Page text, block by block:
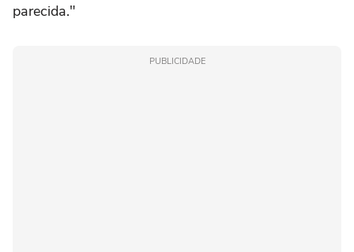
parecida."
PUBLICIDADE